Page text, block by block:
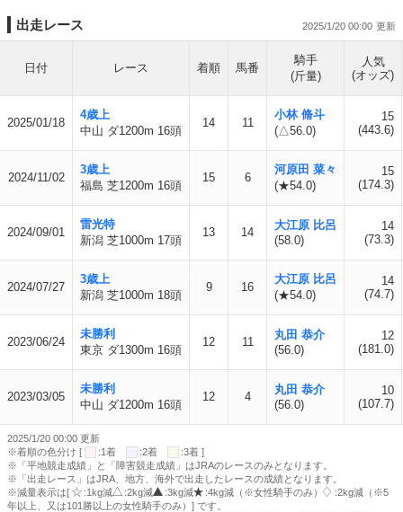
出走レース 2025/1/20 00:00
日付 レース 着順 馬番
騎手
(斤量)
人気
(オッズ)
2025/01/18
4歳上
中山 ダ1200m 16頭
14 11
小林 脩斗
(△56.0)
15
(443.6)
2024/11/02
3歳上
福島 芝1200m 16頭
15 6
河原田 菜々
(★54.0)
15
(174.3)
2024/09/01
雷光特
新潟 芝1000m 17頭
13 14
大江原 比呂
(58.0)
14
(73.3)
2024/07/27
3歳上
新潟 芝1000m 18頭
9 16
大江原 比呂
(★54.0)
14
(74.7)
2023/06/24
未勝利
東京 ダ1300m 16頭
12 11
丸田 恭介
(56.0)
12
(181.0)
2023/03/05
未勝利
中山 ダ1200m 16頭
12 4
丸田 恭介
(56.0)
10
(107.7)
2025/1/20 00:00 更新
※着順の色分け [
:1着 :2着
:3着 ]
※「平地競走成績」と「障害競走成績」はJRAのレースのみとなります。
※「出走レース」はJRA、地方、海外で出走したレースの成績となります。
※減量表示は[
:1kg減 :2kg減 :3kg減 :4kg減（※女性騎手のみ）
:2kg減（※5
年以上、又は101勝以上の女性騎手のみ）] です。